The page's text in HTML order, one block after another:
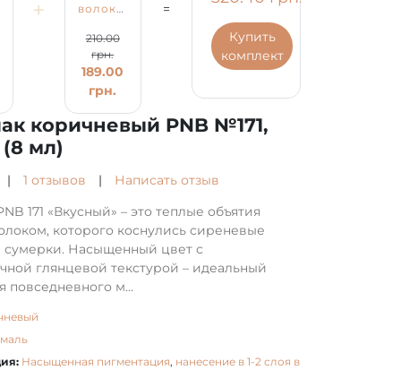
коричневый PNB №171,
мл)
| 1 отзывов |
Написать отзыв
171 «Вкусный» – это теплые объятия
которого коснулись сиреневые
сумерки. Насыщенный цвет с
глянцевой текстурой – идеальный
повседневного м...
Насыщенная пигментация, нанесение в 1-2 слоя в
+
волокнами
Base
PNB,
молочно-
белая,
210.00
грн.
189.00
грн.
=
Купить
комплект